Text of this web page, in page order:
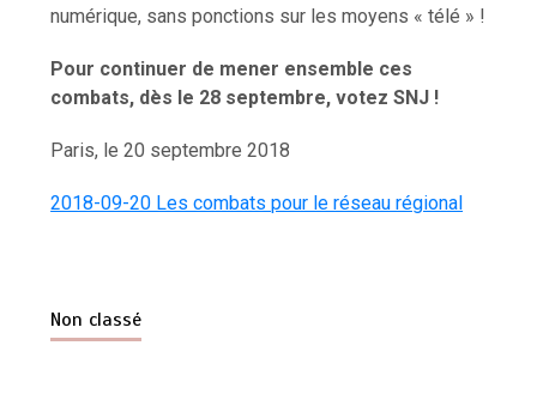
numérique, sans ponctions sur les moyens « télé » !
Pour continuer de mener ensemble ces
combats, dès le 28 septembre, votez SNJ !
Paris, le 20 septembre 2018
2018-09-20 Les combats pour le réseau régional
Non classé